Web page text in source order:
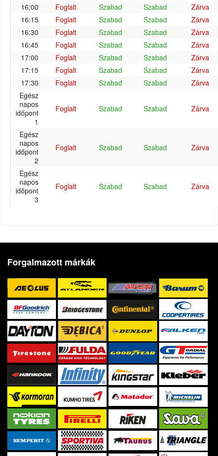
16:00
Foglalt Szabad Szabad
Zárva
16:15
Foglalt Szabad Szabad
Zárva
16:30
Foglalt Szabad Szabad
Zárva
16:45
Foglalt Szabad Szabad
Zárva
17:00
Foglalt Szabad Szabad
Zárva
17:15
Foglalt Szabad Szabad
Zárva
17:30
Foglalt Szabad Szabad
Zárva
Egész
napos
időpont
1
Foglalt Szabad Szabad Zárva
Egész
napos
időpont
2
Foglalt Szabad Szabad Zárva
Egész
napos
időpont
3
Foglalt Szabad Szabad Zárva
Forgalmazott márkák